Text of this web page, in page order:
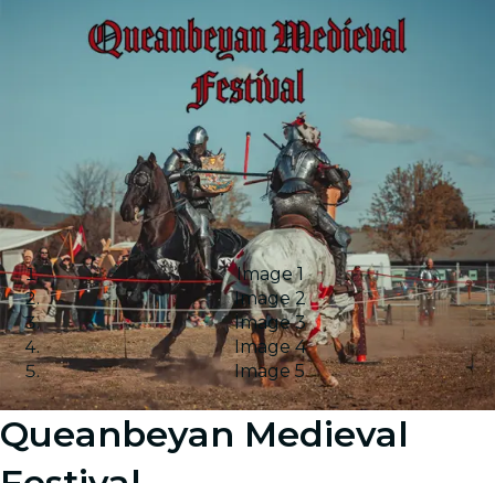
Image 1
Image 2
Image 3
Image 4
Image 5
Queanbeyan Medieval